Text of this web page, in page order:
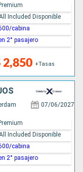
2,850 +Tasas
Included Disponible
cabina
2° pasajero
07/06/2027
Included Disponible
cabina
2° pasajero